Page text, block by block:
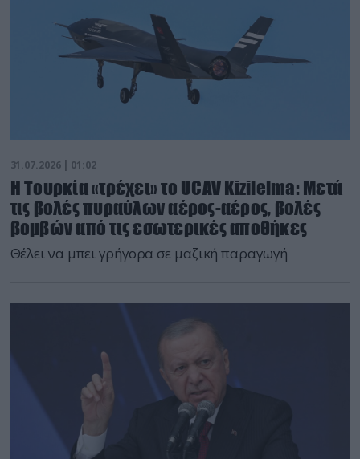
31.07.2026 | 01:02
Η Τουρκία «τρέχει» το UCAV Kizilelma: Μετά
τις βολές πυραύλων αέρος-αέρος, βολές
βομβών από τις εσωτερικές αποθήκες
Θέλει να μπει γρήγορα σε μαζική παραγωγή